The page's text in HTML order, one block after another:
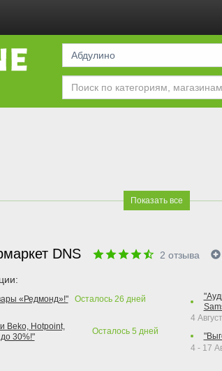
Абдулино
Показать все
DNS 2 отзыва
«Редмонд»!" Осталось 26 дней
Beko, Hotpoint,
30%!"
Осталось 5 дней
4
4 - 17